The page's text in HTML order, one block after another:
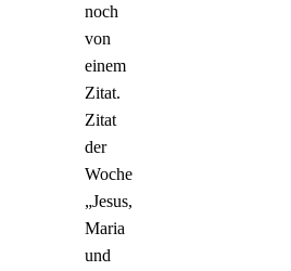
noch
von
einem
Zitat.
Zitat
der
Woche
„Jesus,
Maria
und